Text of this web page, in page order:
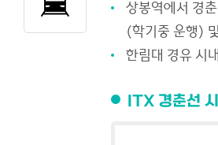
상봉역에서 경
(학기중 운행)
한림대 경유 시
ITX 경춘선